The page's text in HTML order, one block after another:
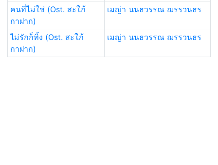
คนที่ไม่ใช่ (Ost. สะใภ้
กาฝาก)
เมญ่า นนธวรรณ ฌรรวนธร
ไม่รักก็ทิ้ง (Ost. สะใภ้
กาฝาก)
เมญ่า นนธวรรณ ฌรรวนธร